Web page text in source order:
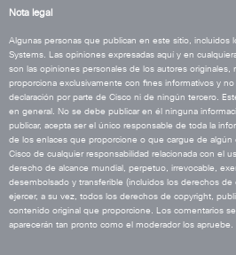
Nota legal
Algunas personas que publican en este sitio, incluidos
Systems. Las opiniones expresadas aquí y en
son las opiniones personales de los autores originales,
proporciona exclusivamente con fines informativos y
declaración por parte de Cisco ni de ningún tercero.
en general. No se debe publicar en él ninguna
publicar, acepta ser el único responsable de toda la
de los enlaces que proporcione o que cargue de
Cisco de cualquier responsabilidad relacionada con el
derecho de alcance mundial, perpetuo, irrevocable,
desembolsado y transferible (incluidos los derechos de
ejercer, a su vez, todos los derechos de copyright,
contenido original que proporcione. Los comentarios
aparecerán tan pronto como el moderador los apruebe.